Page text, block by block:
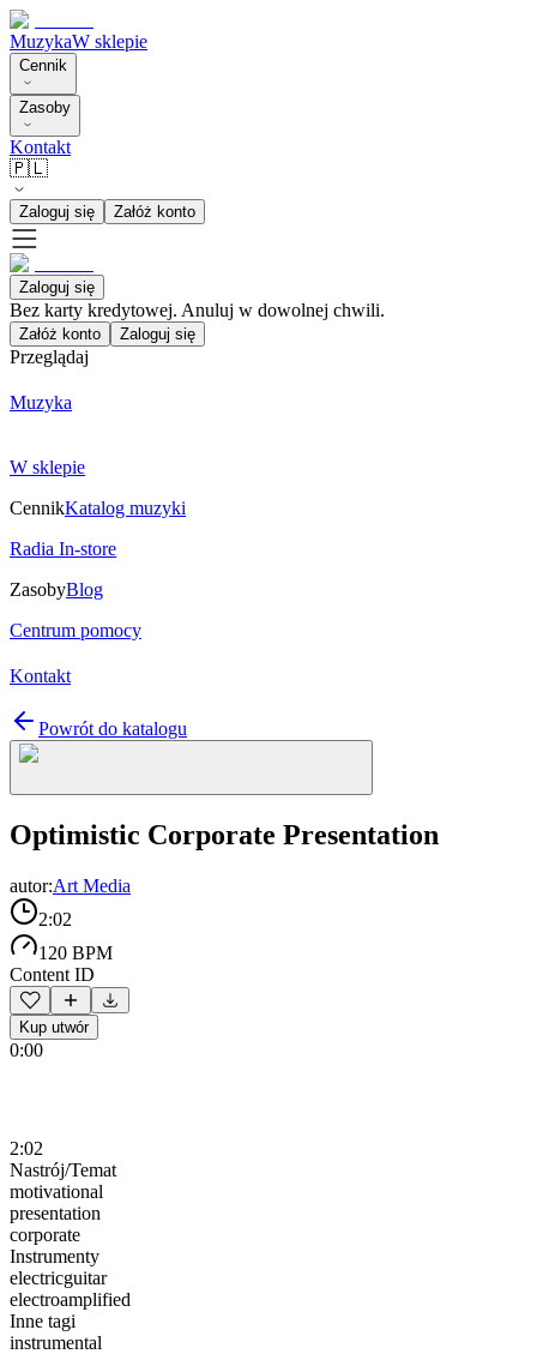
MuzykaW sklepie
Cennik
Zasoby
Kontakt
🇵🇱
Zaloguj się Załóż konto
Zaloguj się
Bez karty kredytowej. Anuluj w dowolnej chwili.
Załóż konto Zaloguj się
Przeglądaj
Muzyka
W sklepie
CennikKatalog muzyki
Radia In-store
ZasobyBlog
Centrum pomocy
Kontakt
Powrót do katalogu
Optimistic Corporate Presentation
autor:Art Media
2:02
120 BPM
Content ID
Kup utwór
0:00
2:02
Nastrój/Temat
motivational
presentation
corporate
Instrumenty
electricguitar
electroamplified
Inne tagi
instrumental